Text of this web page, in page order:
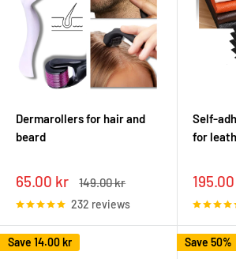
Dermarollers for hair and
beard
Sale
price
65.00 kr
Regular
149.00 kr
232 reviews
Self-
for
Sale
price
Save 14.00 kr Save 50%